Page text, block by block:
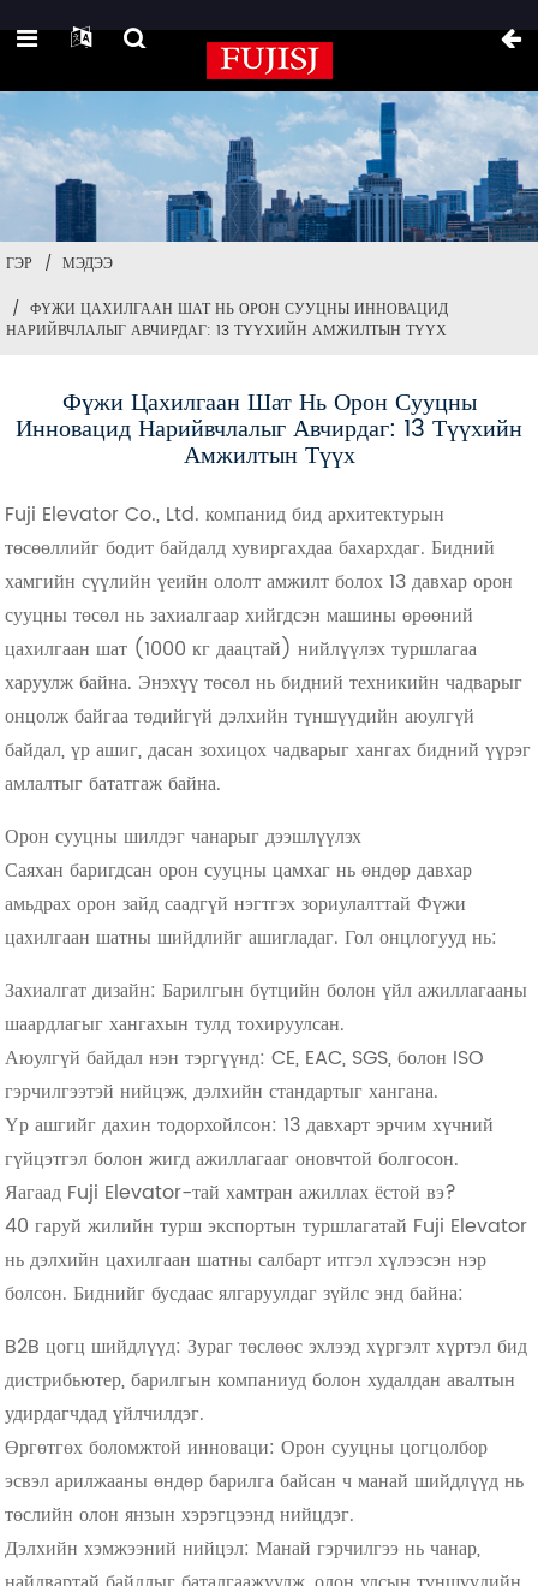
ГЭР
МЭДЭЭ
ФҮЖИ ЦАХИЛГААН ШАТ НЬ ОРОН СУУЦНЫ ИННОВАЦИД
НАРИЙВЧЛАЛЫГ АВЧИРДАГ: 13 ТҮҮХИЙН АМЖИЛТЫН ТҮҮХ
Фүжи Цахилгаан Шат Нь Орон Сууцны
Инновацид Нарийвчлалыг Авчирдаг: 13 Түүхийн
Амжилтын Түүх
Fuji Elevator Co., Ltd. компанид бид архитектурын
төсөөллийг бодит байдалд хувиргахдаа бахархдаг. Бидний
хамгийн сүүлийн үеийн ололт амжилт болох 13 давхар орон
сууцны төсөл нь захиалгаар хийгдсэн машины өрөөний
цахилгаан шат (1000 кг даацтай) нийлүүлэх туршлагаа
харуулж байна. Энэхүү төсөл нь бидний техникийн чадварыг
онцолж байгаа төдийгүй дэлхийн түншүүдийн аюулгүй
байдал, үр ашиг, дасан зохицох чадварыг хангах бидний үүрэг
амлалтыг бататгаж байна.
Орон сууцны шилдэг чанарыг дээшлүүлэх
Саяхан баригдсан орон сууцны цамхаг нь өндөр давхар
амьдрах орон зайд саадгүй нэгтгэх зориулалттай Фүжи
цахилгаан шатны шийдлийг ашигладаг. Гол онцлогууд нь:
Захиалгат дизайн: Барилгын бүтцийн болон үйл ажиллагааны
шаардлагыг хангахын тулд тохируулсан.
Аюулгүй байдал нэн тэргүүнд: CE, EAC, SGS, болон ISO
гэрчилгээтэй нийцэж, дэлхийн стандартыг хангана.
Үр ашгийг дахин тодорхойлсон: 13 давхарт эрчим хүчний
гүйцэтгэл болон жигд ажиллагааг оновчтой болгосон.
Яагаад Fuji Elevator-тай хамтран ажиллах ёстой вэ?
40 гаруй жилийн турш экспортын туршлагатай Fuji Elevator
нь дэлхийн цахилгаан шатны салбарт итгэл хүлээсэн нэр
болсон. Биднийг бусдаас ялгаруулдаг зүйлс энд байна:
B2B цогц шийдлүүд: Зураг төслөөс эхлээд хүргэлт хүртэл бид
дистрибьютер, барилгын компаниуд болон худалдан авалтын
удирдагчдад үйлчилдэг.
Өргөтгөх боломжтой инноваци: Орон сууцны цогцолбор
эсвэл арилжааны өндөр барилга байсан ч манай шийдлүүд нь
төслийн олон янзын хэрэгцээнд нийцдэг.
Дэлхийн хэмжээний нийцэл: Манай гэрчилгээ нь чанар,